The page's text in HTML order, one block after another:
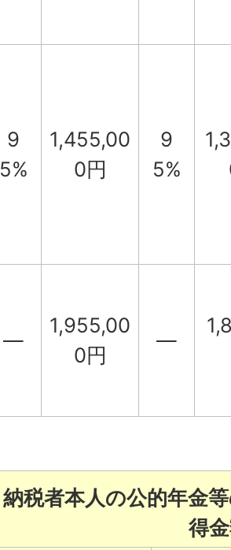
9
5%
1,455,00
0円
9
5%
—
1,955,00
0円
—
納税者本人の公的年金
得